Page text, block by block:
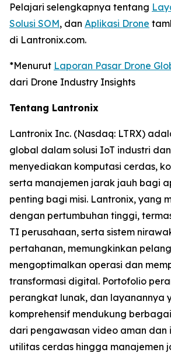
Pelajari selengkapnya tentang
Solusi SOM, dan Aplikasi Drone
di Lantronix.com.
*Menurut Laporan Pasar Drone
dari Drone Industry Insights
Tentang Lantronix
Lantronix Inc. (Nasdaq: LTRX)
global dalam solusi IoT industri
menyediakan komputasi cerdas,
serta manajemen jarak jauh bagi
penting bagi misi. Lantronix, yang
dengan pertumbuhan tinggi,
TI perusahaan, serta sistem
pertahanan, memungkinkan
mengoptimalkan operasi dan
transformasi digital. Portofolio
perangkat lunak, dan layanannya
komprehensif mendukung
dari pengawasan video aman dan
utilitas cerdas hingga manajemen